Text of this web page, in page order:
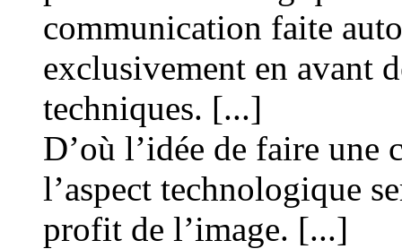
communication faite
exclusivement en avant
techniques. [...]
D’où l’idée de faire une
l’aspect technologique
profit de l’image. [...]